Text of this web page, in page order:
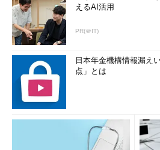
えるAI活用
PR(＠IT)
日本年金機構情報漏え
点」とは